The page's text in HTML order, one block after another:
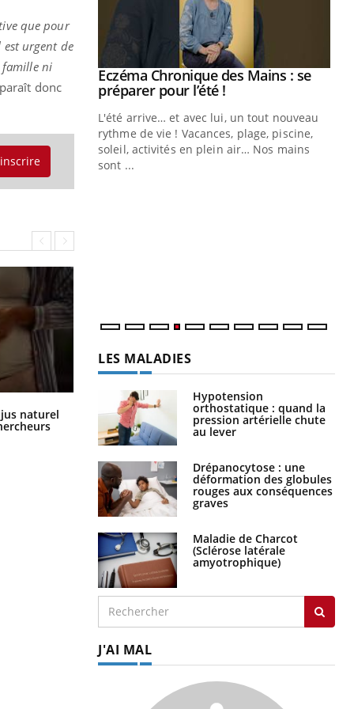
que pour
est urgent de
famille ni
donc
jus naturel Comment oublier les écrans en
vacances ?
: et si on
chez les
les soignants.
Youtube
Eczéma Chronique des Mains : se
préparer pour l’été !Youtube
L'été arrive… et avec lui, un tout nouveau
rythme de vie ! Vacances, plage, piscine,
soleil, activités en plein air… Nos mains
sont ...
LES MALADIES
Hypotension
orthostatique : quand la
pression artérielle chute
au lever
Drépanocytose : une
déformation des globules
rouges aux conséquences
graves
Maladie de Charcot
(Sclérose latérale
amyotrophique)
J'AI MAL